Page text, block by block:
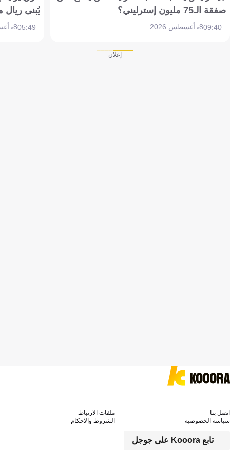
صفقة الـ75 مليون إسترليني؟
09:408 أغسطس 2026
يُبنى ريال
05:498 أغسطس 2026
إعلان
تابع Kooora على جوجل
اتصل بنا
ملفات الارتباط
سياسة الخصوصية
الشروط والاحكام